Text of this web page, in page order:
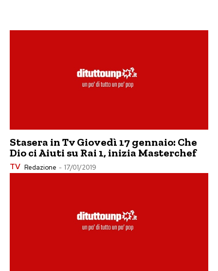
Stasera in Tv Giovedì 17 gennaio: Che
Dio ci Aiuti su Rai 1, inizia Masterchef
TV Redazione - 17/01/2019